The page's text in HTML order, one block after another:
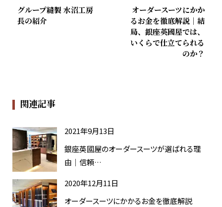
グループ縫製 水沼工房
長の紹介
オーダースーツにかか
るお金を徹底解説｜結
局、銀座英國屋では、
いくらで仕立てられる
のか？
関連記事
2021年9月13日
銀座英國屋のオーダースーツが選ばれる理
由｜信頼…
2020年12月11日
オーダースーツにかかるお金を徹底解説